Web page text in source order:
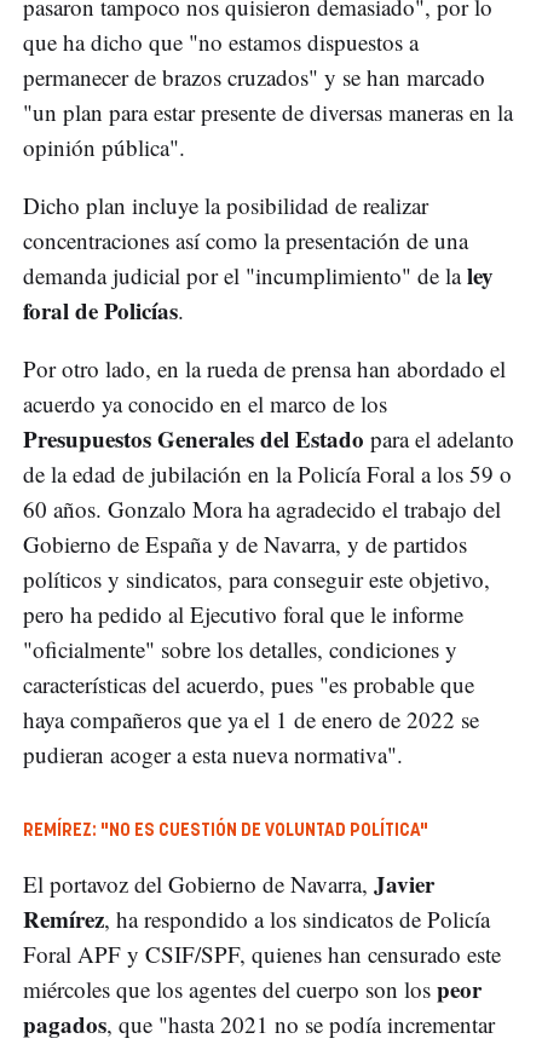
pasaron tampoco nos quisieron demasiado", por lo
que ha dicho que "no estamos dispuestos a
permanecer de brazos cruzados" y se han marcado
"un plan para estar presente de diversas maneras en la
opinión pública".
Dicho plan incluye la posibilidad de realizar
concentraciones así como la presentación de una
demanda judicial por el "incumplimiento" de laley
foral de Policías.
Por otro lado, en la rueda de prensa han abordado el
acuerdo ya conocido en el marco de los
Presupuestos Generales del Estado para el adelanto
de la edad de jubilación en la Policía Foral a los 59 o
60 años. Gonzalo Mora ha agradecido el trabajo del
Gobierno de España y de Navarra, y de partidos
políticos y sindicatos, para conseguir este objetivo,
pero ha pedido al Ejecutivo foral que le informe
"oficialmente" sobre los detalles, condiciones y
características del acuerdo, pues "es probable que
haya compañeros que ya el 1 de enero de 2022 se
pudieran acoger a esta nueva normativa".
REMÍREZ: "NO ES CUESTIÓN DE VOLUNTAD POLÍTICA"
El portavoz del Gobierno de Navarra, Javier
Remírez, ha respondido a los sindicatos de Policía
Foral APF y CSIF/SPF, quienes han censurado este
miércoles que los agentes del cuerpo son los peor
pagados, que "hasta 2021 no se podía incrementar